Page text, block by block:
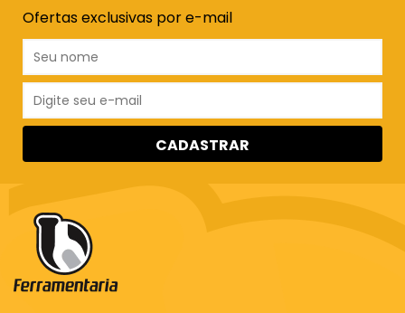
Ofertas exclusivas por e-mail
CADASTRAR